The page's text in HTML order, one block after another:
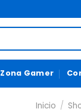
Zona Gamer
Inicio /